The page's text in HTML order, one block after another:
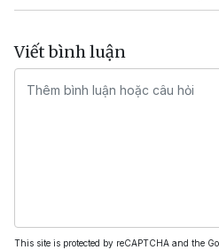
Viết bình luận
This site is protected by reCAPTCHA and the